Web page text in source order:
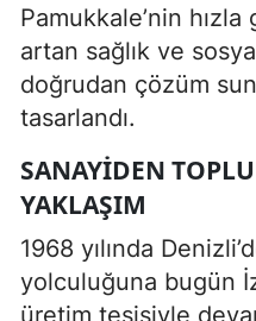
Pamukkale’nin
artan sağlık ve
doğrudan çözüm
tasarlandı.
SANAYIDEN
YAKLAŞIM
1968 yılında
yolculuğuna bugün
üretim tesisiyle